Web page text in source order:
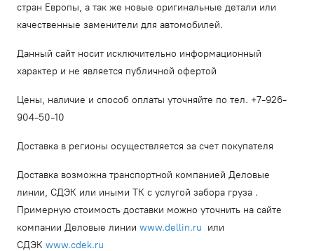
стран Европы, а так же новые оригинальные детали или
качественные заменители для автомобилей.
Данный сайт носит исключительно информационный
характер и не является публичной офертой
Цены, наличие и способ оплаты уточняйте по тел. +7-926-
904-50-10
Доставка в регионы осуществляется за счет покупателя
Доставка возможна транспортной компанией Деловые
линии, СДЭК или иными ТК с услугой забора груза .
Примерную стоимость доставки можно уточнить на сайте
компании Деловые линии www.dellin.ru или
СДЭК www.cdek.ru